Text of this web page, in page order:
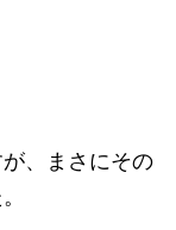
、まさにその